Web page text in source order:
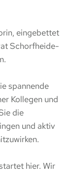
eingebettet
Schorfheide-
spannende
Kollegen und
die
und aktiv
hier. Wir